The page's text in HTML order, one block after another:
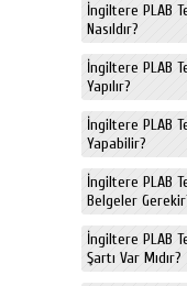
İngiltere PLAB
Nasıldır?
İngiltere PLAB
Yapılır?
İngiltere PLAB
Yapabilir?
İngiltere PLAB
Belgeler
İngiltere PLAB
Şartı Var Mıdır?